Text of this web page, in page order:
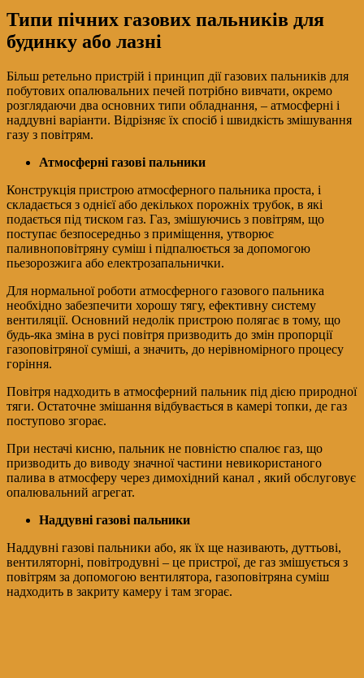
Типи пічних газових пальників для
будинку або лазні
Більш ретельно пристрій і принцип дії газових пальників для
побутових опалювальних печей потрібно вивчати, окремо
розглядаючи два основних типи обладнання, – атмосферні і
наддувні варіанти. Відрізняє їх спосіб і швидкість змішування
газу з повітрям.
Атмосферні газові пальники
Конструкція пристрою атмосферного пальника проста, і
складається з однієї або декількох порожніх трубок, в які
подається під тиском газ. Газ, змішуючись з повітрям, що
поступає безпосередньо з приміщення, утворює
паливноповітряну суміш і підпалюється за допомогою
пьезорозжига або електрозапальнички.
Для нормальної роботи атмосферного газового пальника
необхідно забезпечити хорошу тягу, ефективну систему
вентиляції. Основний недолік пристрою полягає в тому, що
будь-яка зміна в русі повітря призводить до змін пропорції
газоповітряної суміші, а значить, до нерівномірного процесу
горіння.
Повітря надходить в атмосферний пальник під дією природної
тяги. Остаточне змішання відбувається в камері топки, де газ
поступово згорає.
При нестачі кисню, пальник не повністю спалює газ, що
призводить до виводу значної частини невикористаного
палива в атмосферу через димохідний канал , який обслуговує
опалювальний агрегат.
Наддувні газові пальники
Наддувні газові пальники або, як їх ще називають, дуттьові,
вентиляторні, повітродувні – це пристрої, де газ змішується з
повітрям за допомогою вентилятора, газоповітряна суміш
надходить в закриту камеру і там згорає.